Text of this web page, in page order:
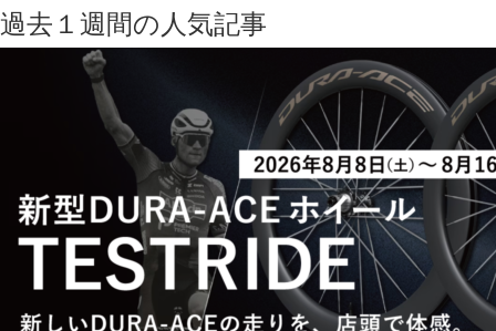
過去１週間の人気記事